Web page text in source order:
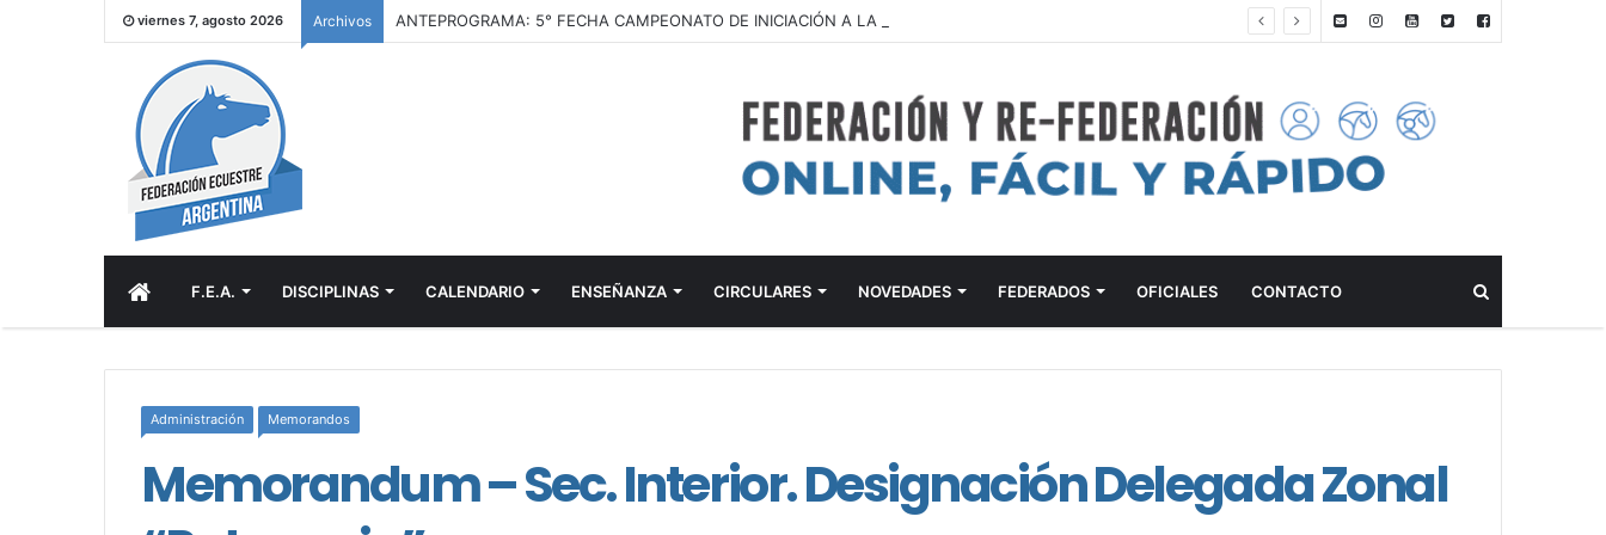
viernes 7, agosto 2026 Archivos
INICIOF.E.A. DISCIPLINAS CALENDARIO ENSEÑANZA CIRCULARES NOVEDADES FEDERADOS OFICIALES CONTACTO
Administración Memorandos
Memorandum – Sec. Interior. Designación Delegada Zonal